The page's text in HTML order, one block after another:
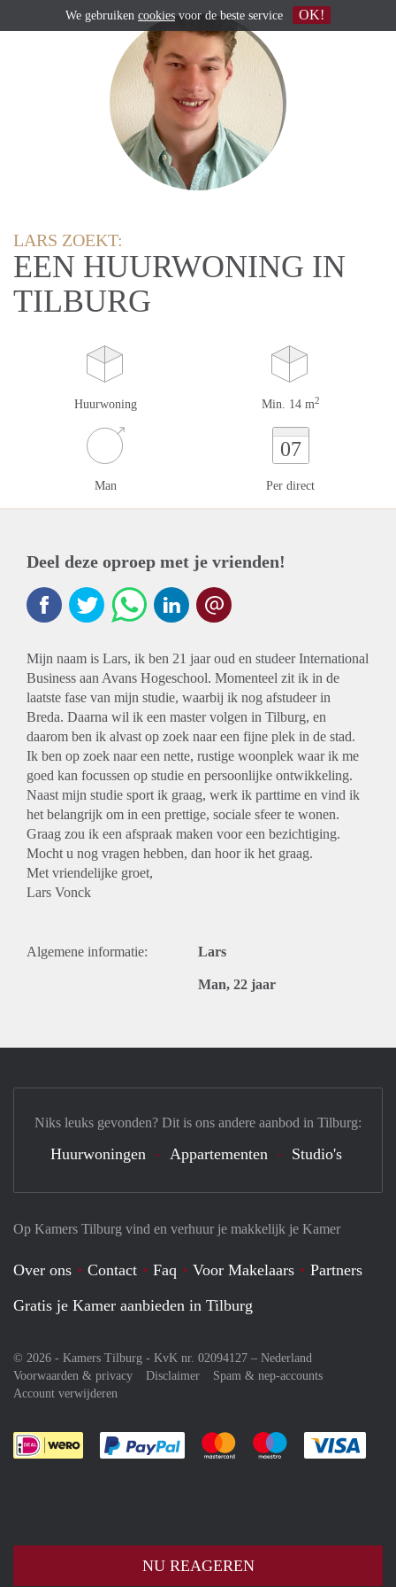
LARS ZOEKT:
EEN HUURWONING IN
TILBURG
Huurwoning Min. 14 m2
Man
07
Per direct
Deel deze oproep met je vrienden!
Mijn naam is Lars, ik ben 21 jaar oud en studeer International
Business aan Avans Hogeschool. Momenteel zit ik in de
laatste fase van mijn studie, waarbij ik nog afstudeer in
Breda. Daarna wil ik een master volgen in Tilburg, en
daarom ben ik alvast op zoek naar een fijne plek in de stad.
Ik ben op zoek naar een nette, rustige woonplek waar ik me
goed kan focussen op studie en persoonlijke ontwikkeling.
Naast mijn studie sport ik graag, werk ik parttime en vind ik
het belangrijk om in een prettige, sociale sfeer te wonen.
Graag zou ik een afspraak maken voor een bezichtiging.
Mocht u nog vragen hebben, dan hoor ik het graag.
Met vriendelijke groet,
Lars Vonck
Algemene informatie: Lars
Man, 22 jaar
NU REAGEREN
Op Kamers Tilburg vind en verhuur je makkelijk je Kamer
Over ons Contact Faq Voor Makelaars
Partners
Gratis je Kamer aanbieden in Tilburg
© 2026 - Kamers Tilburg - KvK nr. 02094127 – Nederland
Voorwaarden & privacy
Disclaimer
Spam & nep-accounts
Account verwijderen
Je rekent gemakkelijk af met Paypal
Je rekent gemakkelijk af met
Je rekent
Niks leuks gevonden? Dit is ons andere aanbod in Tilburg:
Huurwoningen Appartementen Studio's
We gebruiken cookiesvoor de beste service OK!